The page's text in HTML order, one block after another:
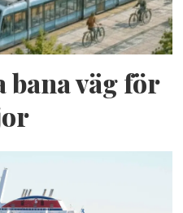
bana väg för